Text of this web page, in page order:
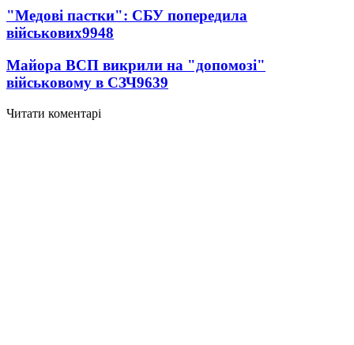
"Медові пастки": СБУ попередила
військових9948
Майора ВСП викрили на "допомозі"
військовому в СЗЧ9639
Читати коментарі